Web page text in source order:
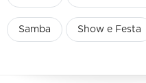
Samba Show e Festa